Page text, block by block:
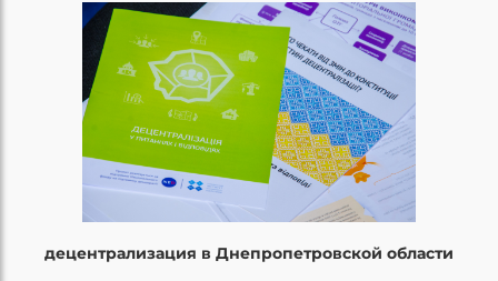
децентрализация в Днепропетровской области